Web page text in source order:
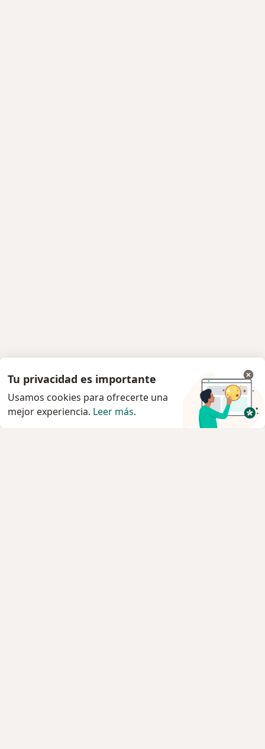
Tu privacidad es importante
Usamos cookies para ofrecerte una
mejor experiencia. Leer más.